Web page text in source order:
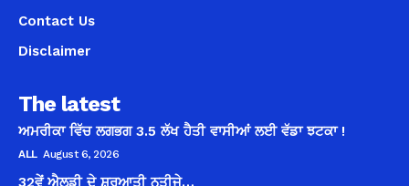
Contact Us
Disclaimer
The latest
ਅਮਰੀਕਾ ਵਿੱਚ ਲਗਭਗ 3.5 ਲੱਖ ਹੈਤੀ ਵਾਸੀਆਂ ਲਈ ਵੱਡਾ ਝਟਕਾ !
ALL August 6, 2026
32ਵੇਂ ਐਲਡੀ ਦੇ ਸ਼ੁਰੂਆਤੀ ਨਤੀਜੇ…